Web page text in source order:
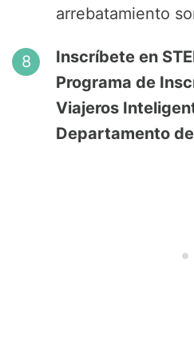
arrebatamiento
Inscríbete en
Programa de
Viajeros
Departamento de